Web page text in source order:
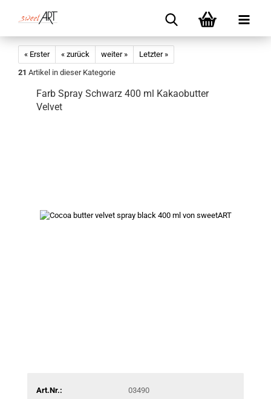
« Erster « zurück weiter »
Letzter »
21 Artikel in dieser Kategorie
Farb Spray Schwarz 400 ml Kakaobutter
Velvet
Art.Nr.:
03490